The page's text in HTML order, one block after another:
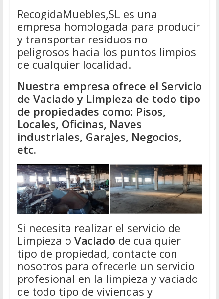
RecogidaMuebles,SL es una
empresa homologada para producir
y transportar residuos no
peligrosos hacia los puntos limpios
de cualquier localidad.
Nuestra empresa ofrece el Servicio
de Vaciado y Limpieza de todo tipo
de propiedades como: Pisos,
Locales, Oficinas, Naves
industriales, Garajes, Negocios,
etc.
Si necesita realizar el servicio de
Limpieza o Vaciado de cualquier
tipo de propiedad, contacte con
nosotros para ofrecerle un servicio
profesional en la limpieza y vaciado
de todo tipo de viviendas y